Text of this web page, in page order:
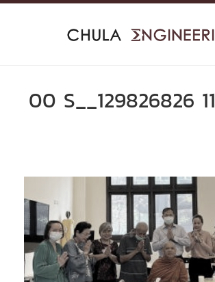
Skip
00 S__129826826 11